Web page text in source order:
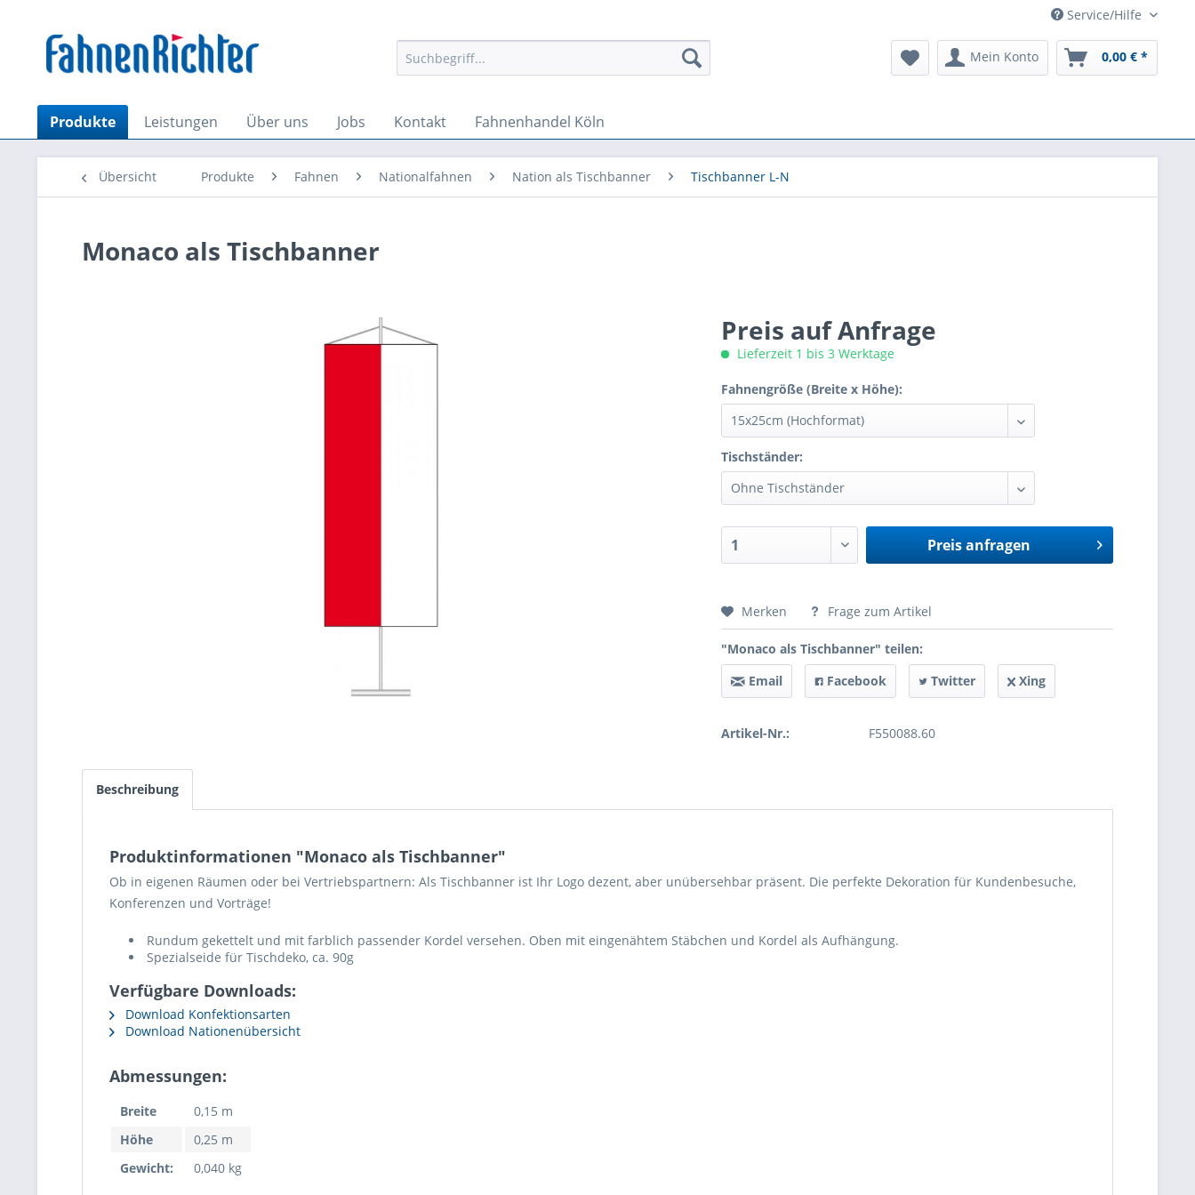
Service/Hilfe
Mein Konto 0,00 € *
Produkte Leistungen Über uns Jobs Kontakt Fahnenhandel Köln
Übersicht Produkte Fahnen Nationalfahnen Nation als Tischbanner Tischbanner L-N
Monaco als Tischbanner
Preis auf Anfrage
Lieferzeit 1 bis 3 Werktage
Fahnengröße (Breite x Höhe):
Tischständer:
Preis anfragen
Preis anfragen
Merken Frage zum Artikel
"Monaco als Tischbanner" teilen:
Email
Facebook Twitter Xing
Artikel-Nr.: F550088.60
Beschreibung
Produktinformationen "Monaco als Tischbanner"
Ob in eigenen Räumen oder bei Vertriebspartnern: Als Tischbanner ist Ihr Logo dezent, aber unübersehbar präsent. Die perfekte Dekoration für Kundenbesuche,
Konferenzen und Vorträge!
Rundum gekettelt und mit farblich passender Kordel versehen. Oben mit eingenähtem Stäbchen und Kordel als Aufhängung.
Spezialseide für Tischdeko, ca. 90g
Verfügbare Downloads:
Download Konfektionsarten
Download Nationenübersicht
Abmessungen:
Breite
0,15 m
Höhe
0,25 m
Gewicht:
0,040 kg